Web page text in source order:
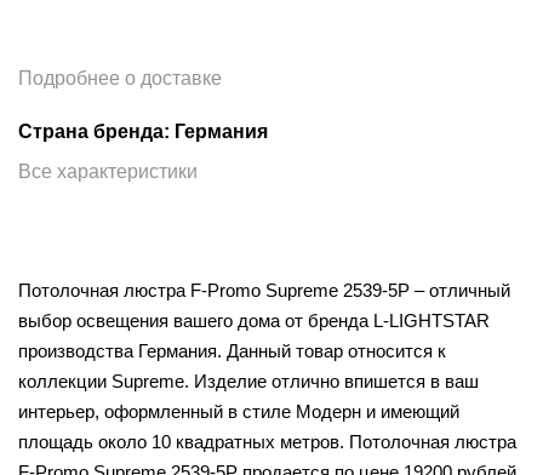
Подробнее о доставке
Страна бренда: Германия
Все характеристики
Потолочная люстра F-Promo Supreme 2539-5P – отличный
выбор освещения вашего дома от бренда L-LIGHTSTAR
производства Германия. Данный товар относится к
коллекции Supreme. Изделие отлично впишется в ваш
интерьер, оформленный в стиле Модерн и имеющий
площадь около 10 квадратных метров. Потолочная люстра